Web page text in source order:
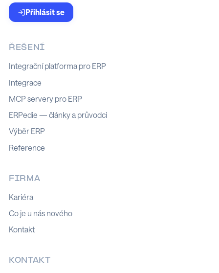
Přihlásit se
ŘEŠENÍ
Integrační platforma pro ERP
Integrace
MCP servery pro ERP
ERPedie — články a průvodci
Výběr ERP
Reference
FIRMA
Kariéra
Co je u nás nového
Kontakt
KONTAKT